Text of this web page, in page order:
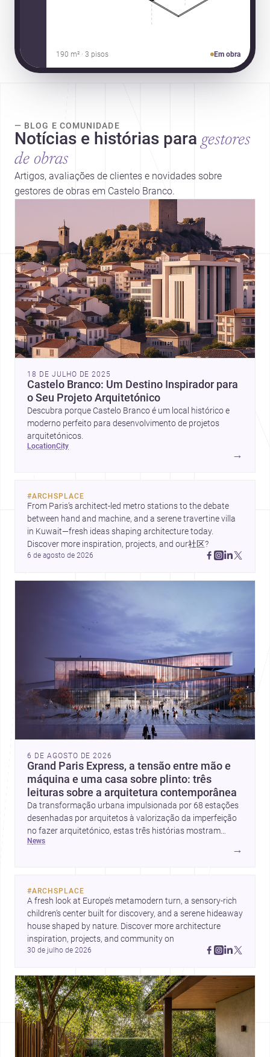
190 m² · 3 pisos Em obra
— BLOG E COMUNIDADE
Notícias e histórias para gestores
de obras
Artigos, avaliações de clientes e novidades sobre
gestores de obras em Castelo Branco.
18 DE JULHO DE 2025
Castelo Branco: Um Destino Inspirador para
o Seu Projeto Arquitetónico
Descubra porque Castelo Branco é um local histórico e
moderno perfeito para desenvolvimento de projetos
arquitetónicos.
location city
→
#ARCHSPLACE
From Paris’s architect-led metro stations to the debate
between hand and machine, and a serene travertine villa
in Kuwait—fresh ideas shaping architecture today.
Discover more inspiration, projects, and our社区?
6 de agosto de 2026
6 DE AGOSTO DE 2026
Grand Paris Express, a tensão entre mão e
máquina e uma casa sobre plinto: três
leituras sobre a arquitetura contemporânea
Da transformação urbana impulsionada por 68 estações
desenhadas por arquitetos à valorização da imperfeição
no fazer arquitetónico, estas três histórias mostram
como a disciplina continua a reinventar cidades, materiais
contemporânea.
news
→
#ARCHSPLACE
A fresh look at Europe’s metamodern turn, a sensory-rich
children’s center built for discovery, and a serene hideaway
house shaped by nature. Discover more architecture
30 de julho de 2026